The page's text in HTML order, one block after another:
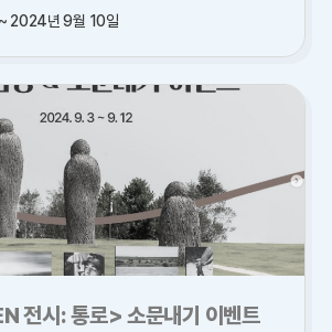
2024년 9월 10일
전시: 통로> 소문내기 이벤트